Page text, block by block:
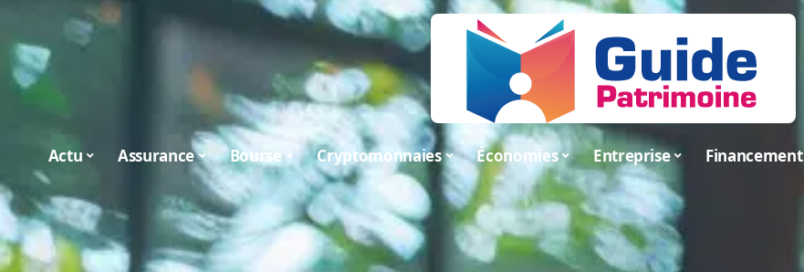
Actu Assurance Bourse Cryptomonnaies Économies Entreprise Financement